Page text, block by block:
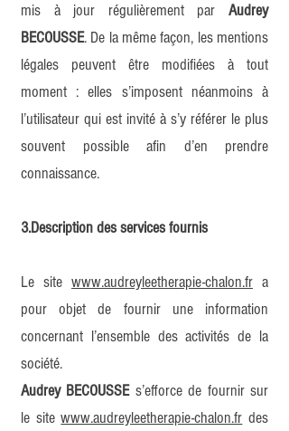
mis à jour régulièrement par Audrey
BECOUSSE. De la même façon, les mentions
légales peuvent être modifiées à tout
moment : elles s’imposent néanmoins à
l’utilisateur qui est invité à s’y référer le plus
souvent possible afin d’en prendre
connaissance.
3.Description des services fournis
Le site www.audreyleetherapie-chalon.fr a
pour objet de fournir une information
concernant l’ensemble des activités de la
société.
Audrey BECOUSSEs’efforce de fournir sur
le sitewww.audreyleetherapie-chalon.fr des